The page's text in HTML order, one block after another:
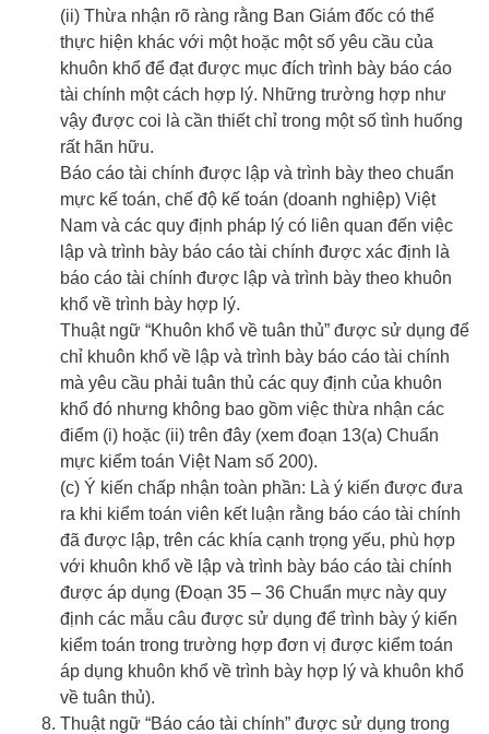
(ii) Thừa nhận rõ ràng rằng Ban Giám đốc có thể
thực hiện khác với một hoặc một số yêu cầu của
khuôn khổ để đạt được mục đích trình bày báo cáo
tài chính một cách hợp lý. Những trường hợp như
vậy được coi là cần thiết chỉ trong một số tình huống
rất hãn hữu.
Báo cáo tài chính được lập và trình bày theo chuẩn
mực kế toán, chế độ kế toán (doanh nghiệp) Việt
Nam và các quy định pháp lý có liên quan đến việc
lập và trình bày báo cáo tài chính được xác định là
báo cáo tài chính được lập và trình bày theo khuôn
khổ về trình bày hợp lý.
Thuật ngữ “Khuôn khổ về tuân thủ” được sử dụng để
chỉ khuôn khổ về lập và trình bày báo cáo tài chính
mà yêu cầu phải tuân thủ các quy định của khuôn
khổ đó nhưng không bao gồm việc thừa nhận các
điểm (i) hoặc (ii) trên đây (xem đoạn 13(a) Chuẩn
mực kiểm toán Việt Nam số 200).
(c) Ý kiến chấp nhận toàn phần: Là ý kiến được đưa
ra khi kiểm toán viên kết luận rằng báo cáo tài chính
đã được lập, trên các khía cạnh trọng yếu, phù hợp
với khuôn khổ về lập và trình bày báo cáo tài chính
được áp dụng (Đoạn 35 – 36 Chuẩn mực này quy
định các mẫu câu được sử dụng để trình bày ý kiến
kiểm toán trong trường hợp đơn vị được kiểm toán
áp dụng khuôn khổ về trình bày hợp lý và khuôn khổ
về tuân thủ).
Thuật ngữ “Báo cáo tài chính” được sử dụng trong